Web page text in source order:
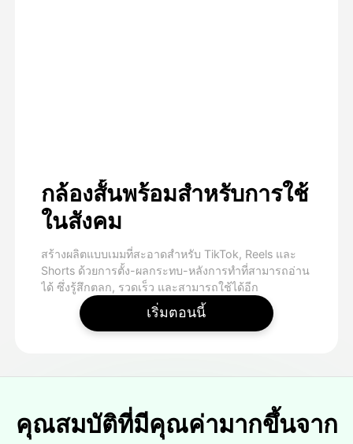
กล้องสั้นพร้อมสําหรับการใช้
ในสังคม
สร้างผลิตแบบเมมที่สะอาดสําหรับ TikTok, Reels และ
Shorts ด้วยการตั้ง-ผลกระทบ-หลังการทําที่สามารถอ่าน
ได้ ซึ่งรู้สึกตลก, รวดเร็ว และสามารถใช้ได้อีก
เริ่มตอนนี้
คุณสมบัติที่มีคุณค่ามากขึ้นจาก